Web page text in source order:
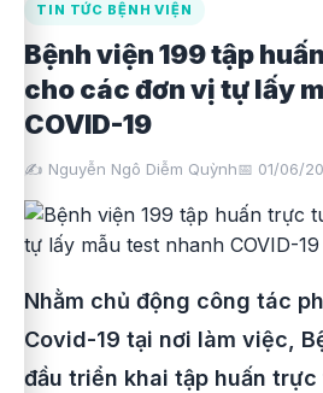
TIN TỨC BỆNH VIỆN
Bệnh viện 199 tập
cho các đơn vị tự lấy
COVID-19
✍️ Nguyễn Ngô Diễm Quỳnh📅 01/06/
Nhằm chủ động công tác
Covid-19 tại nơi làm việc,
đầu triển khai tập huấn